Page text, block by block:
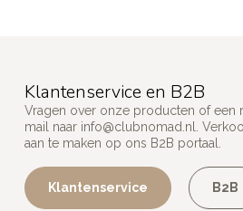
Klantenservice en B2B
Vragen over onze producten of een
mail naar info@clubnomad.nl.
aan te maken op ons B2B portaal.
Klantenservice B2B